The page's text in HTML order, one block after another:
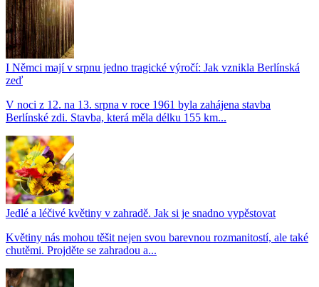
I Němci mají v srpnu jedno tragické výročí: Jak vznikla Berlínská
zeď
V noci z 12. na 13. srpna v roce 1961 byla zahájena stavba
Berlínské zdi. Stavba, která měla délku 155 km...
Jedlé a léčivé květiny v zahradě. Jak si je snadno vypěstovat
Květiny nás mohou těšit nejen svou barevnou rozmanitostí, ale také
chutěmi. Projděte se zahradou a...